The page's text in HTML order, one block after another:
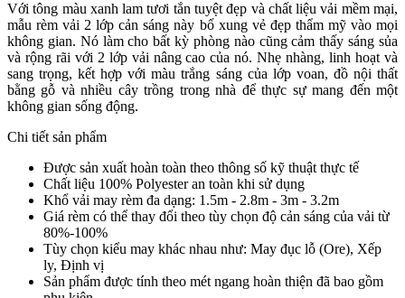
Với tông màu xanh lam tươi tắn tuyệt đẹp và chất liệu vải mềm mại,
mẫu rèm vải 2 lớp cản sáng này bổ xung vẻ đẹp thẩm mỹ vào mọi
không gian. Nólàm cho bất kỳ phòng nào cũng cảm thấy sáng sủa
và rộng rãi với 2 lớp vải nâng cao của nó. Nhẹ nhàng, linh hoạt và
sang trọng, kết hợp với màu trắng sáng của lớp voan, đồ nội thất
bằng gỗ và nhiều cây trồng trong nhà để thực sự mang đến một
không gian sống động.
Chi tiết sản phẩm
Được sản xuất hoàn toàn theo thông số kỹ thuật thực tế
Chất liệu 100% Polyester an toàn khi sử dụng
Khổ vải may rèm đa dạng: 1.5m - 2.8m - 3m - 3.2m
Giá rèm có thể thay đổi theo tùy chọn độ cản sáng của vải từ
80%-100%
Tùy chọn kiểu may khác nhau như: May đục lỗ (Ore), Xếp
ly, Định vị
Sản phẩm được tính theo mét ngang hoàn thiện đã bao gồm